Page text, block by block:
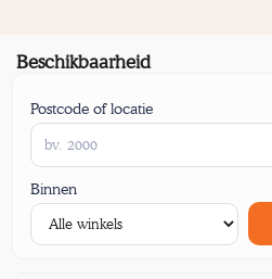
Beschikbaarheid
Postcode of locatie
Binnen